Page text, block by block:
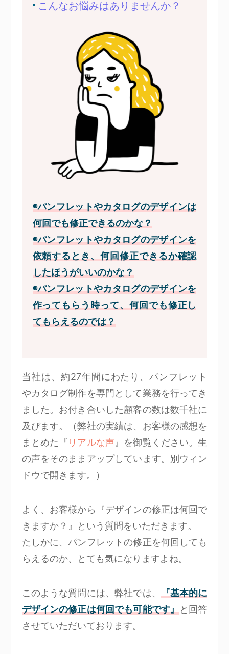
こんなお悩みはありませんか？
◉パンフレットやカタログのデザインは
何回でも修正できるのかな？
◉パンフレットやカタログのデザインを
依頼するとき、何回修正できるか確認
したほうがいいのかな？
◉パンフレットやカタログのデザインを
作ってもらう時って、何回でも修正し
てもらえるのでは？
当社は、約27年間にわたり、パンフレット
やカタログ制作を専門として業務を行ってき
ました。お付き合いした顧客の数は数千社に
及びます。（弊社の実績は、お客様の感想を
まとめた『 リアルな声 』を御覧ください。生
の声をそのままアップしています。別ウィン
ドウで開きます。）
よく、お客様から『デザインの修正は何回で
きますか？』という質問をいただきます。
たしかに、パンフレットの修正を何回しても
らえるのか、とても気になりますよね。
このような質問には、弊社では、
『基本的に
デザインの修正は何回でも可能です』
と回答
させていただいております。